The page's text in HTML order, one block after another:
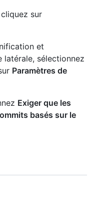
sur
et
latérale, sélectionnez
Paramètres de
Exiger que les
basés sur le